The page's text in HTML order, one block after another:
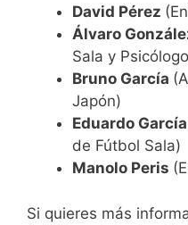
David Pérez
Álvaro
Sala y
Bruno García
Japón)
Eduardo
de Fútbol Sala)
Manolo Peris
Si quieres más